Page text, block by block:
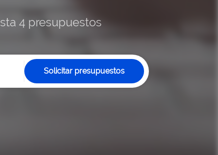
4 presupuestos
Solicitar presupuestos